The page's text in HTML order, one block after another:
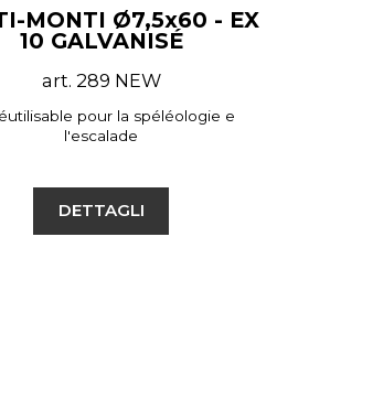
MONTI Ø7,5x60 - EX
10 GALVANISÉ
art. 289 NEW
pour la spéléologie e
l'escalade
DETTAGLI